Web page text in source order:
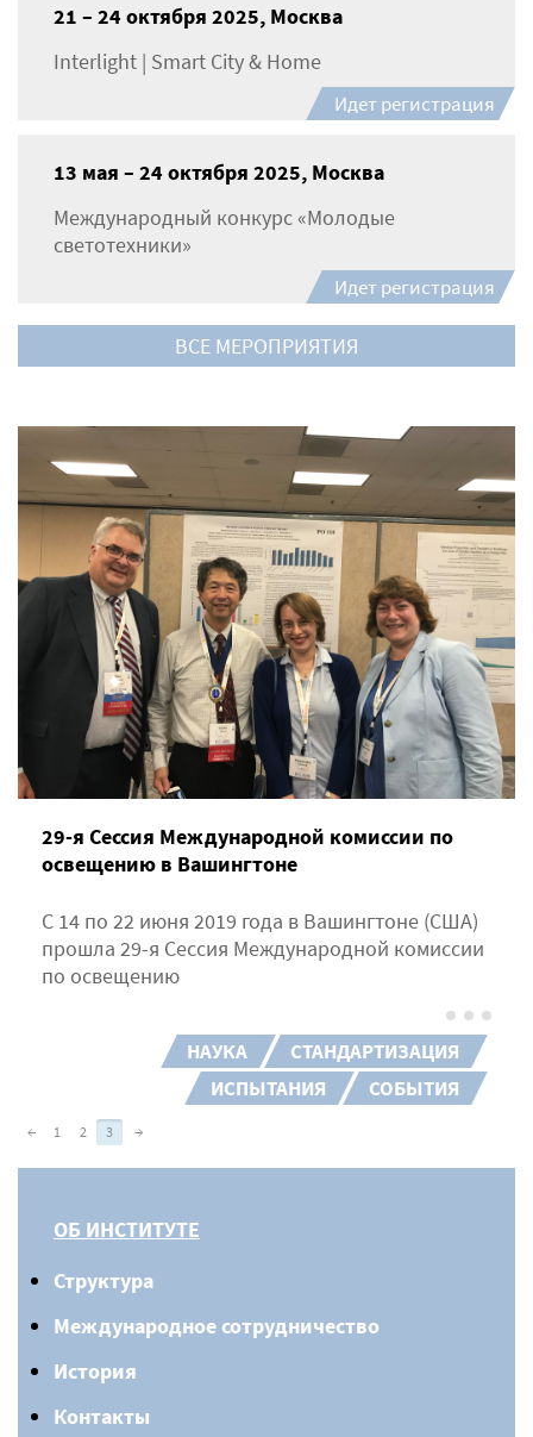
29-я Сессия Международной комиссии по
освещению в Вашингтоне
С 14 по 22 июня 2019 года в Вашингтоне (США)
прошла 29-я Сессия Международной комиссии
по освещению
НАУКА
СТАНДАРТИЗАЦИЯ
ИСПЫТАНИЯ
СОБЫТИЯ
← 1 2 3 →
21 – 24 октября 2025, Москва
Interlight | Smart City & Home
Идет регистрация
13 мая – 24 октября 2025, Москва
Международный конкурс «Молодые
светотехники»
Идет регистрация
ВСЕ МЕРОПРИЯТИЯ
ОБ ИНСТИТУТЕ
Структура
Международное сотрудничество
История
Контакты